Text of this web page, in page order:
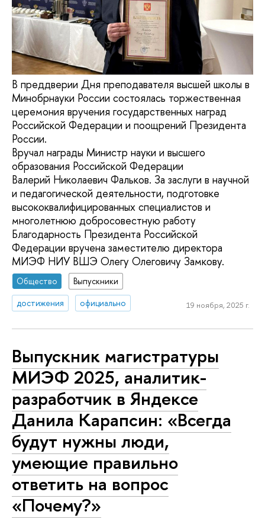
В преддверии Дня преподавателя высшей школы в
Минобрнауки России состоялась торжественная
церемония вручения государственных наград
Российской Федерации и поощрений Президента
России.
Вручал награды Министр науки и высшего
образования Российской Федерации
Валерий Николаевич Фальков. За заслуги в научной
и педагогической деятельности, подготовке
высококвалифицированных специалистов и
многолетнюю добросовестную работу
Благодарность Президента Российской
Федерации вручена заместителю директора
МИЭФ НИУ ВШЭ Олегу Олеговичу Замкову.
Общество
Выпускники
достижения
официально 19 ноября, 2025 г.
Выпускник магистратуры
МИЭФ 2025, аналитик-
разработчик в Яндексе
Данила Карапсин: «Всегда
будут нужны люди,
умеющие правильно
ответить на вопрос
«Почему?»